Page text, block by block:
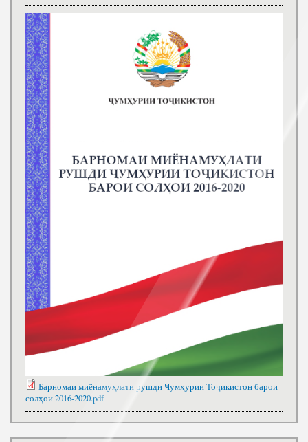
Барномаи миёнамуҳлати рушди Ҹумҳурии Тоҷикистон барои
солҳои 2016-2020.pdf